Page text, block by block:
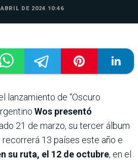
DE 2024 10:46
lanzamiento de “Oscuro
Wos presentó
21 de marzo, su tercer álbum
13 países este año e
su ruta, el 12 de octubre, en el